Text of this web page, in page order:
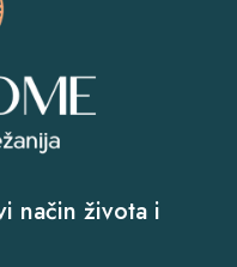
način života i